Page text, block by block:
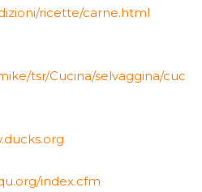
ricette/carne.html
tsr/Cucina/selvaggina/cuc
index.cfm